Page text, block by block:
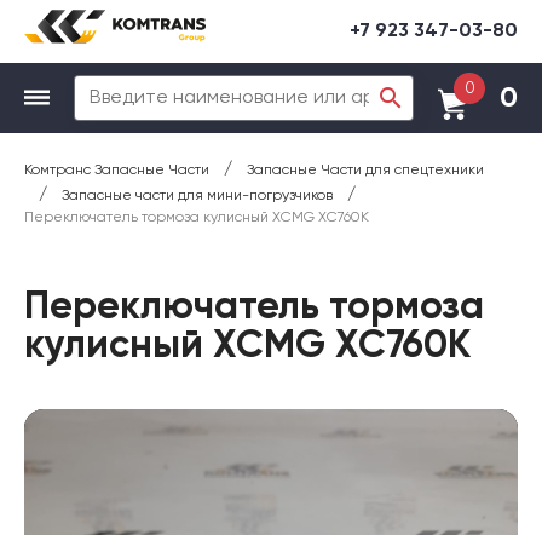
+7 923 347-03-80
0 0
Комтранс Запасные Части / Запасные Части для спецтехники
/ Запасные части для мини-погрузчиков /
Переключатель тормоза кулисный XCMG XC760K
Переключатель тормоза
кулисный XCMG XC760K